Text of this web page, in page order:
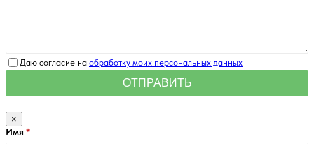
Даю согласие на обработку моих персональных данных
×
Имя